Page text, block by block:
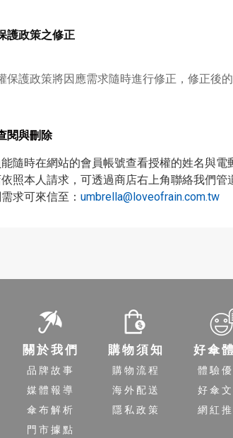
護政策之修正
保護政策將因應需求隨時進行修正，修正後的
閱與刪除
隨時在網站的會員帳號查看授權的姓名與電
照本人請求，可透過商店右上角聯絡我們管
求可來信至： umbrella@loveofrain.com.tw
關於我們
品牌故事
媒體報導
傘布解析
門市據點
購物須知
購物流程
海外配送
隱私政策
好傘
體驗
好傘文
網紅